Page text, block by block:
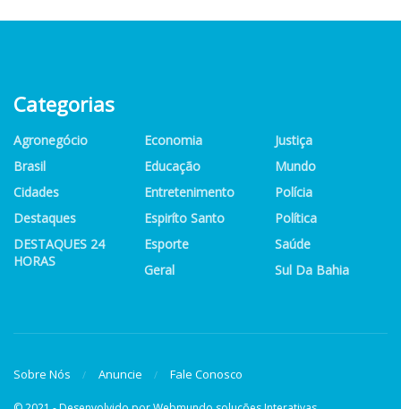
Categorias
Agronegócio
Brasil
Cidades
Destaques
DESTAQUES 24
HORAS
Economia
Educação
Entretenimento
Espiríto Santo
Esporte
Geral
Justiça
Mundo
Polícia
Política
Saúde
Sul Da Bahia
Sobre Nós Anuncie Fale Conosco